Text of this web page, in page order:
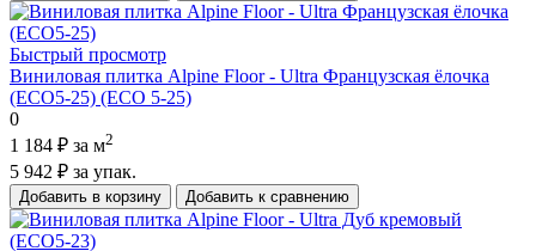
Быстрый просмотр
Виниловая плитка Alpine Floor - Ultra Французская ёлочка
(ЕСО5-25) (ECO 5-25)
0
1 184 ₽ за м2
5 942 ₽ за упак.
Добавить в корзину Добавить к сравнению